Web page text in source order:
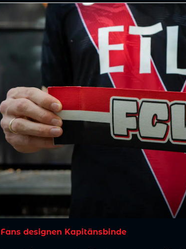
Fans designen Kapitänsbinde